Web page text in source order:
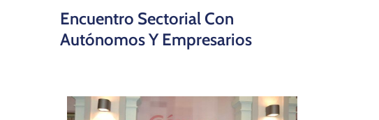
Encuentro Sectorial Con
Autónomos Y Empresarios